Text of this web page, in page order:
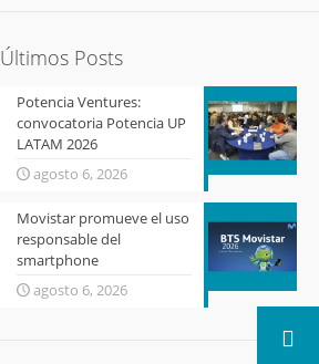
Últimos Posts
Potencia Ventures:
convocatoria Potencia UP
LATAM 2026
agosto 6, 2026
Movistar promueve el uso
responsable del
smartphone
agosto 6, 2026